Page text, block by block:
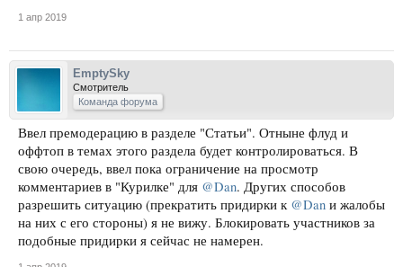
1 апр 2019
EmptySky
Смотритель
Команда форума
Ввел премодерацию в разделе "Статьи". Отныне флуд и
оффтоп в темах этого раздела будет контролироваться. В
свою очередь, ввел пока ограничение на просмотр
комментариев в "Курилке" для @Dan. Других способов
разрешить ситуацию (прекратить придирки к @Dan и жалобы
на них с его стороны) я не вижу. Блокировать участников за
подобные придирки я сейчас не намерен.